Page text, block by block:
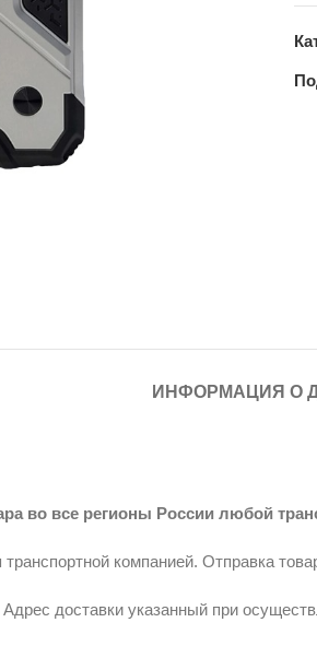
ИНФОРМАЦИЯ О
во все регионы России любой
компанией. Отправка
доставки указанный при